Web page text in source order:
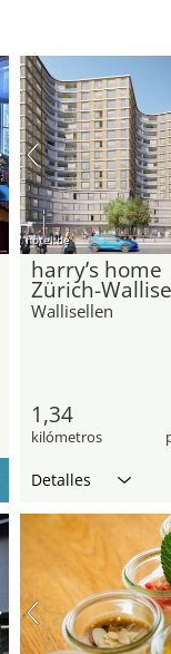
hotel.de
harry’s home
Zürich-
Wallisellen
1,34
kilómetros
Detalles